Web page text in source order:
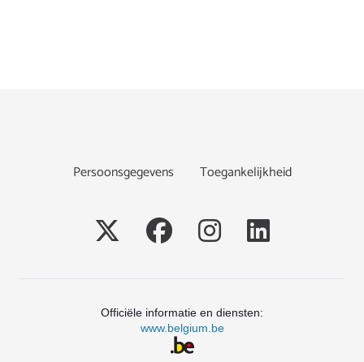
Persoonsgegevens Toegankelijkheid
Officiële informatie en diensten:
www.belgium.be